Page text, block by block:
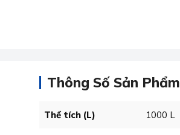
Thông Số Sản Phẩm
Thể tích (L) 1000 L